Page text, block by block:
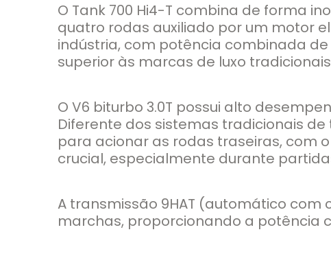
O Tank 700 Hi4-T combina de forma
quatro rodas auxiliado por um motor
indústria, com potência combinada
superior às marcas de luxo
O V6 biturbo 3.0T possui alto
Diferente dos sistemas tradicionais
para acionar as rodas traseiras, com
crucial, especialmente durante
A transmissão 9HAT (automático
marchas, proporcionando a potência